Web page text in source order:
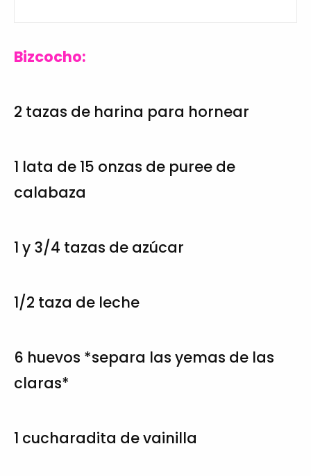
Bizcocho:
2 tazas de harina para hornear
1 lata de 15 onzas de puree de
calabaza
1 y 3/4 tazas de azúcar
1/2 taza de leche
6 huevos *separa las yemas de las
claras*
1 cucharadita de vainilla